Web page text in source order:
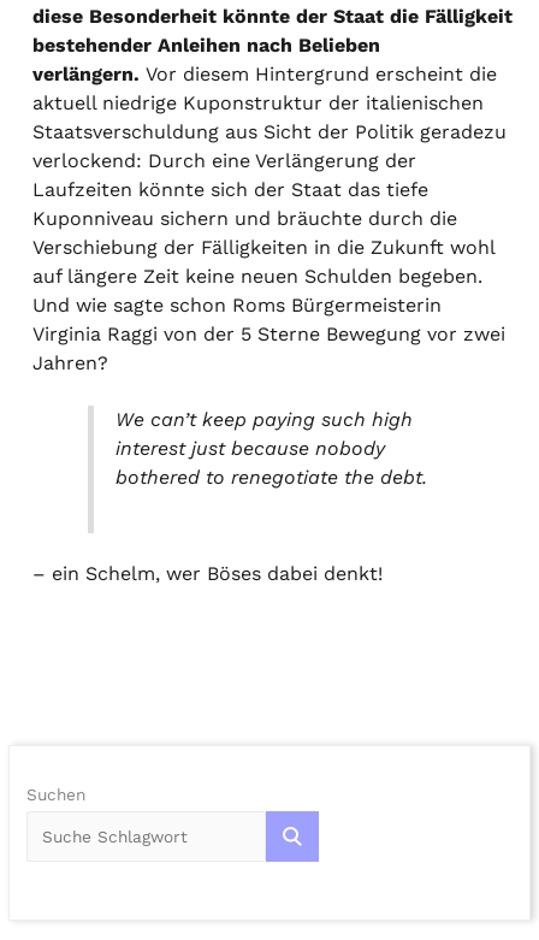
Suchen
diese Besonderheit könnte der Staat die Fälligkeit
bestehender Anleihen nach Belieben
verlängern. Vor diesem Hintergrund erscheint die
aktuell niedrige Kuponstruktur der italienischen
Staatsverschuldung aus Sicht der Politik geradezu
verlockend: Durch eine Verlängerung der
Laufzeiten könnte sich der Staat das tiefe
Kuponniveau sichern und bräuchte durch die
Verschiebung der Fälligkeiten in die Zukunft wohl
auf längere Zeit keine neuen Schulden begeben.
Und wie sagte schon Roms Bürgermeisterin
Virginia Raggi von der 5 Sterne Bewegung vor zwei
Jahren?
We can’t keep paying such high
interest just because nobody
bothered to renegotiate the debt.
– ein Schelm, wer Böses dabei denkt!